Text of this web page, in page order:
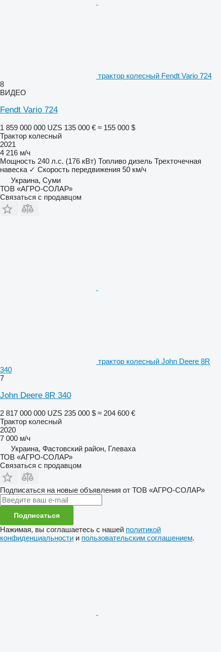
трактор колесный Fendt Vario 724
8
ВИДЕО
Fendt Vario 724
1 859 000 000 UZS 135 000 € ≈ 155 000 $
Трактор колесный
2021
4 216 м/ч
Мощность 240 л.с. (176 кВт) Топливо дизель Трехточечная
навеска ✓ Скорость передвижения 50 км/ч
Украина, Суми
ТОВ «АГРО-СОЛАР»
Связаться с продавцом
трактор колесный John Deere 8R
340
7
John Deere 8R 340
2 817 000 000 UZS 235 000 $ ≈ 204 600 €
Трактор колесный
2020
7 000 м/ч
Украина, Фастовский район, Глеваха
ТОВ «АГРО-СОЛАР»
Связаться с продавцом
Подписаться на новые объявления от ТОВ «АГРО-СОЛАР»
Подписаться
Нажимая, вы соглашаетесь с нашей политикой
конфиденциальности и пользовательским соглашением.